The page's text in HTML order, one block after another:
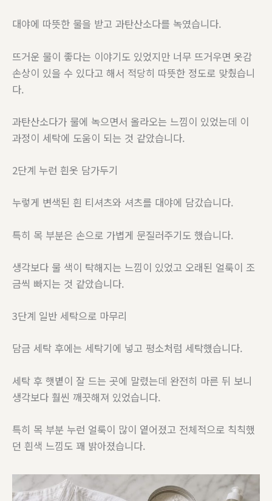
대야에 따뜻한 물을 받고 과탄산소다를 녹였습니다.
뜨거운 물이 좋다는 이야기도 있었지만 너무 뜨거우면 옷감
손상이 있을 수 있다고 해서 적당히 따뜻한 정도로 맞췄습니
다.
과탄산소다가 물에 녹으면서 올라오는 느낌이 있었는데 이
과정이 세탁에 도움이 되는 것 같았습니다.
2단계 누런 흰옷 담가두기
누렇게 변색된 흰 티셔츠와 셔츠를 대야에 담갔습니다.
특히 목 부분은 손으로 가볍게 문질러주기도 했습니다.
생각보다 물 색이 탁해지는 느낌이 있었고 오래된 얼룩이 조
금씩 빠지는 것 같았습니다.
3단계 일반 세탁으로 마무리
담금 세탁 후에는 세탁기에 넣고 평소처럼 세탁했습니다.
세탁 후 햇볕이 잘 드는 곳에 말렸는데 완전히 마른 뒤 보니
생각보다 훨씬 깨끗해져 있었습니다.
특히 목 부분 누런 얼룩이 많이 옅어졌고 전체적으로 칙칙했
던 흰색 느낌도 꽤 밝아졌습니다.